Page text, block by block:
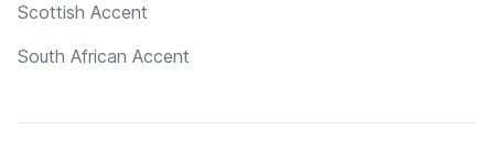
Scottish Accent
South African Accent